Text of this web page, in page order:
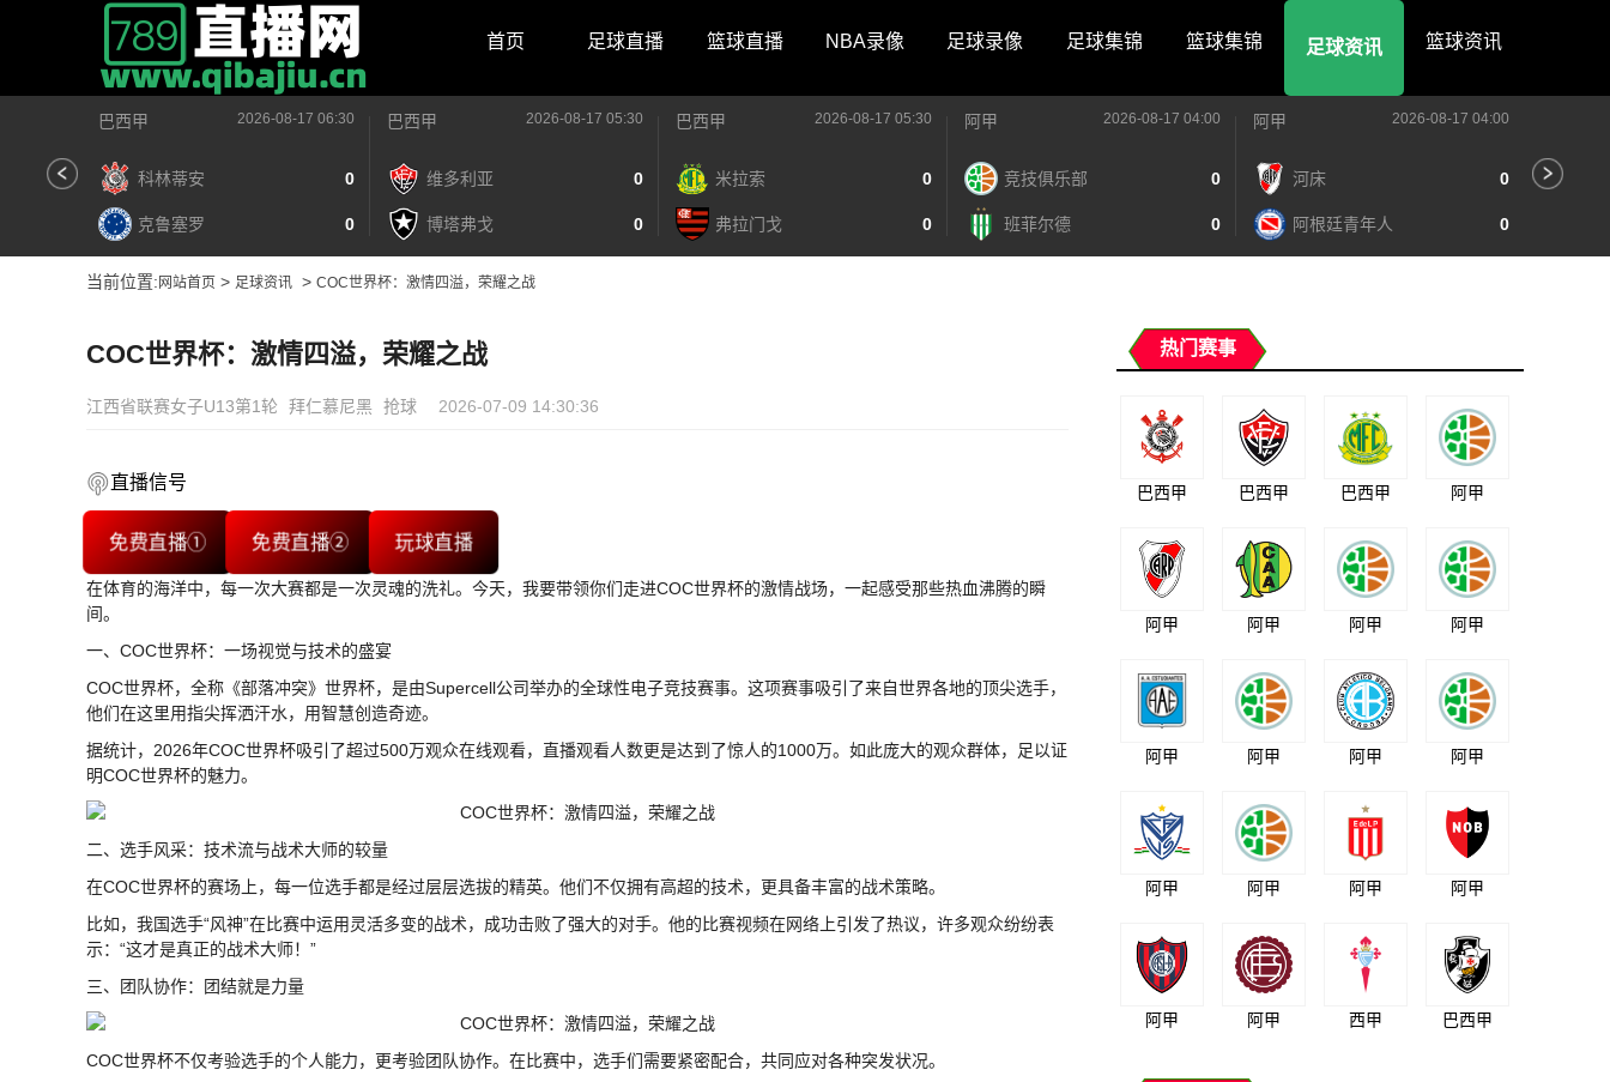
首页 足球直播 篮球直播 NBA录像 足球录像 足球集锦 篮球集锦 足球资讯 篮球资讯
巴西甲 2026-08-17 06:30
科林蒂安 0
克鲁塞罗 0
巴西甲 2026-08-17 05:30
维多利亚 0
博塔弗戈 0
巴西甲 2026-08-17 05:30
米拉索 0
弗拉门戈 0
阿甲 2026-08-17 04:00
竞技俱乐部 0
班菲尔德 0
阿甲 2026-08-17 04:00
河床 0
阿根廷青年人 0
当前位置: 网站首页 > 足球资讯 > COC世界杯：激情四溢，荣耀之战
COC世界杯：激情四溢，荣耀之战
江西省联赛女子U13第1轮 拜仁慕尼黑 抢球 2026-07-09 14:30:36
直播信号
免费直播① 免费直播② 玩球直播
在体育的海洋中，每一次大赛都是一次灵魂的洗礼。今天，我要带领你们走进COC世界杯的激情战场，一起感受那些热血沸腾的瞬
间。
一、COC世界杯：一场视觉与技术的盛宴
COC世界杯，全称《部落冲突》世界杯，是由Supercell公司举办的全球性电子竞技赛事。这项赛事吸引了来自世界各地的顶尖选手，
他们在这里用指尖挥洒汗水，用智慧创造奇迹。
据统计，2026年COC世界杯吸引了超过500万观众在线观看，直播观看人数更是达到了惊人的1000万。如此庞大的观众群体，足以证
明COC世界杯的魅力。
二、选手风采：技术流与战术大师的较量
在COC世界杯的赛场上，每一位选手都是经过层层选拔的精英。他们不仅拥有高超的技术，更具备丰富的战术策略。
比如，我国选手“风神”在比赛中运用灵活多变的战术，成功击败了强大的对手。他的比赛视频在网络上引发了热议，许多观众纷纷表
示：“这才是真正的战术大师！”
三、团队协作：团结就是力量
COC世界杯不仅考验选手的个人能力，更考验团队协作。在比赛中，选手们需要紧密配合，共同应对各种突发状况。
热门赛事
巴西甲 巴西甲 巴西甲 阿甲
阿甲 阿甲 阿甲 阿甲
阿甲 阿甲 阿甲 阿甲
阿甲 阿甲 阿甲 阿甲
阿甲 阿甲 西甲 巴西甲